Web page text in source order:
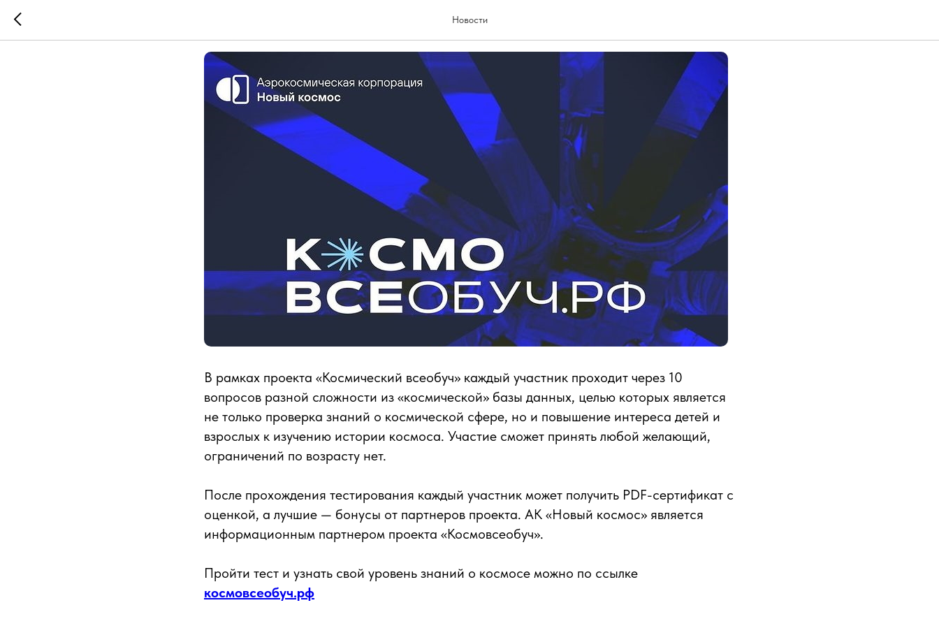
Новости
В рамках проекта «Космический всеобуч» каждый участник проходит через 10
вопросов разной сложности из «космической» базы данных, целью которых является
не только проверка знаний о космической сфере, но и повышение интереса детей и
взрослых к изучению истории космоса. Участие сможет принять любой желающий,
ограничений по возрасту нет.
После прохождения тестирования каждый участник может получить PDF-сертификат с
оценкой, а лучшие — бонусы от партнеров проекта. АК «Новый космос» является
информационным партнером проекта «Космовсеобуч».
Пройти тест и узнать свой уровень знаний о космосе можно по ссылке
космовсеобуч.рф